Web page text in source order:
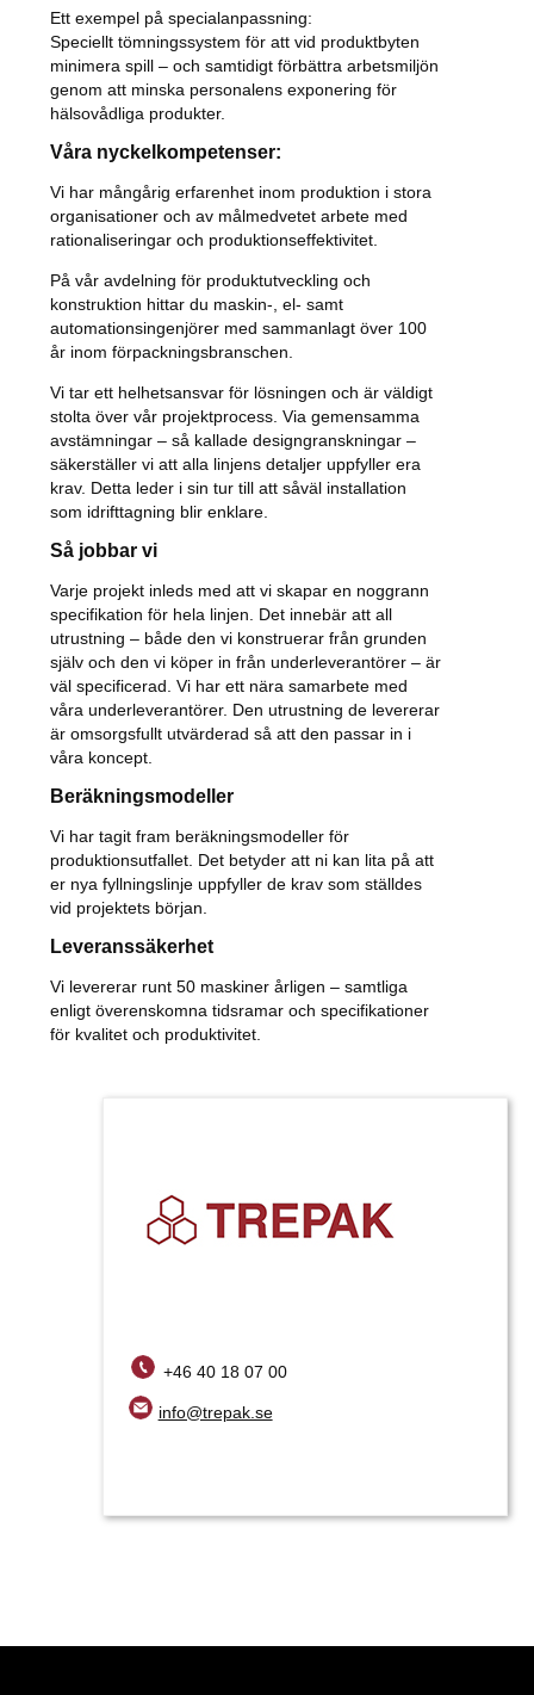
Ett exempel på specialanpassning:
Speciellt tömningssystem för att vid produktbyten
minimera spill – och samtidigt förbättra arbetsmiljön
genom att minska personalens exponering för
hälsovådliga produkter.
Våra nyckelkompetenser:
Vi har mångårig erfarenhet inom produktion i stora
organisationer och av målmedvetet arbete med
rationaliseringar och produktionseffektivitet.
På vår avdelning för produktutveckling och
konstruktion hittar du maskin-, el- samt
automationsingenjörer med sammanlagt över 100
år inom förpackningsbranschen.
Vi tar ett helhetsansvar för lösningen och är väldigt
stolta över vår projektprocess. Via gemensamma
avstämningar – så kallade designgranskningar –
säkerställer vi att alla linjens detaljer uppfyller era
krav. Detta leder i sin tur till att såväl installation
som idrifttagning blir enklare.
Så jobbar vi
Varje projekt inleds med att vi skapar en noggrann
specifikation för hela linjen. Det innebär att all
utrustning – både den vi konstruerar från grunden
själv och den vi köper in från underleverantörer – är
väl specificerad. Vi har ett nära samarbete med
våra underleverantörer. Den utrustning de levererar
är omsorgsfullt utvärderad så att den passar in i
våra koncept.
Beräkningsmodeller
Vi har tagit fram beräkningsmodeller för
produktionsutfallet. Det betyder att ni kan lita på att
er nya fyllningslinje uppfyller de krav som ställdes
vid projektets början.
Leveranssäkerhet
Vi levererar runt 50 maskiner årligen – samtliga
enligt överenskomna tidsramar och specifikationer
för kvalitet och produktivitet.
+46 40 18 07 00
info@trepak.se